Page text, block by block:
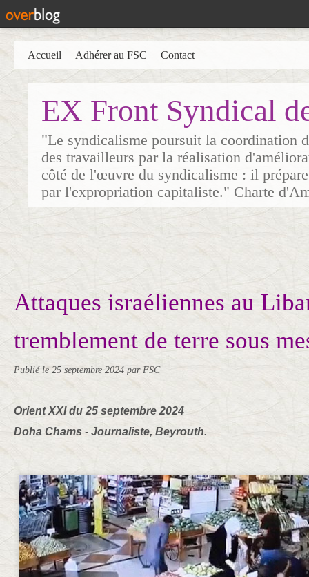
EX Front Syndical
"Le syndicalisme poursuit la coordination
des travailleurs par la réalisation
côté de l'œuvre du syndicalisme : il
par l'expropriation capitaliste." Charte
Accueil Adhérer au FSC Contact
Attaques israéliennes au
tremblement de terre sous
Publié le 25 septembre 2024 par FSC
Orient XXI du 25 septembre 2024
Doha Chams - Journaliste, Beyrouth.